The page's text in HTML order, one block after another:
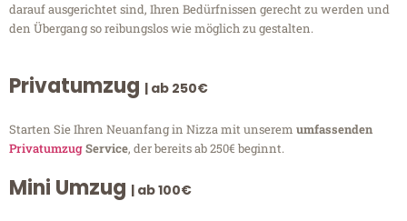
darauf ausgerichtet sind, Ihren Bedürfnissen gerecht zu werden und
den Übergang so reibungslos wie möglich zu gestalten.
Privatumzug | ab 250€
Starten Sie Ihren Neuanfang in Nizza mit unserem umfassenden
PrivatumzugService, der bereits ab 250€ beginnt.
Mini Umzug | ab 100€